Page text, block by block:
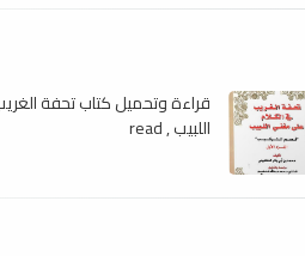
قراءة وتحميل كتاب تحفة
اللبيب , read